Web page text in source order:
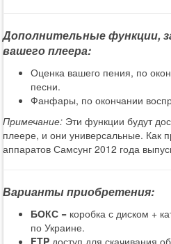
Дополнительные функции,
вашего плеера:
Оценка вашего пения, по
песни.
Фанфары, по окончании
Примечание: Эти функции будут
плеере, и они универсальные. Как
аппаратов Самсунг 2012 года
Варианты приобретения:
БОКС = коробка с диском +
по Украине.
FTP доступ для скачивания